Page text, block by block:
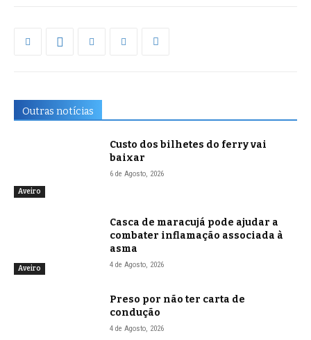
Outras notícias
Aveiro
Custo dos bilhetes do ferry vai
baixar
6 de Agosto, 2026
Aveiro
Casca de maracujá pode ajudar a
combater inflamação associada à
asma
4 de Agosto, 2026
Preso por não ter carta de
condução
4 de Agosto, 2026